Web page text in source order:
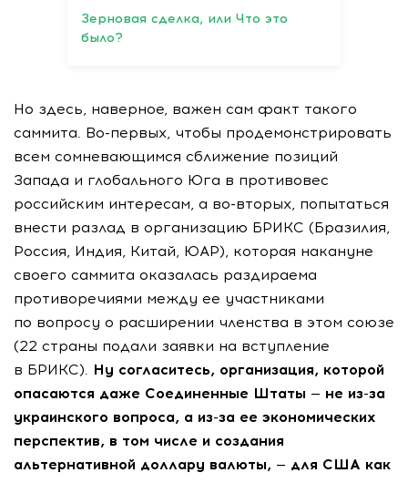
Зерновая сделка, или Что это
было?
Но здесь, наверное, важен сам факт такого
саммита. Во-первых, чтобы продемонстрировать
всем сомневающимся сближение позиций
Запада и глобального Юга в противовес
российским интересам, а во-вторых, попытаться
внести разлад в организацию БРИКС (Бразилия,
Россия, Индия, Китай, ЮАР), которая накануне
своего саммита оказалась раздираема
противоречиями между ее участниками
по вопросу о расширении членства в этом союзе
(22 страны подали заявки на вступление
в БРИКС). Ну согласитесь, организация, которой
опасаются даже Соединенные Штаты — не из-за
украинского вопроса, а из-за ее экономических
перспектив, в том числе и создания
альтернативной доллару валюты, — для США как